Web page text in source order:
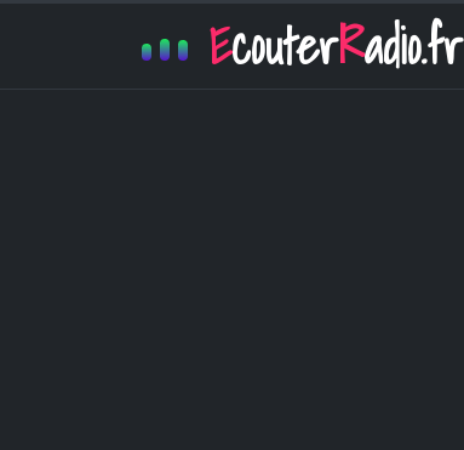
EcouterRadio.fr